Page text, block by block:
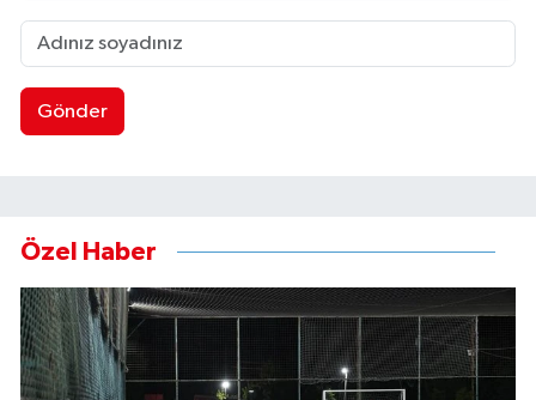
Gönder
Özel Haber